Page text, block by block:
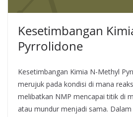
Kesetimbangan
Pyrrolidone
Kesetimbangan Kimia N-Methyl
merujuk pada kondisi di mana
melibatkan NMP mencapai titik di
atau mundur menjadi sama. Dalam